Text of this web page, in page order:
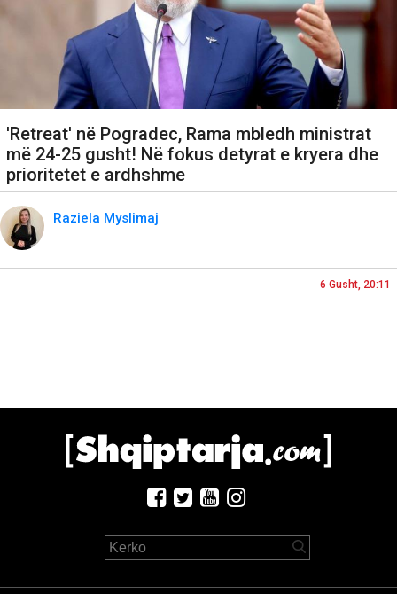
'Retreat' në Pogradec, Rama mbledh ministrat
më 24-25 gusht! Në fokus detyrat e kryera dhe
prioritetet e ardhshme
Raziela Myslimaj
6 Gusht, 20:11